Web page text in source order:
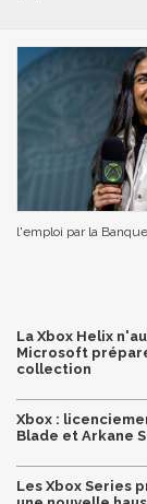
l'emploi par la
La Xbox Helix
Microsoft
collection
Xbox :
Blade et Arkane
Les Xbox Series